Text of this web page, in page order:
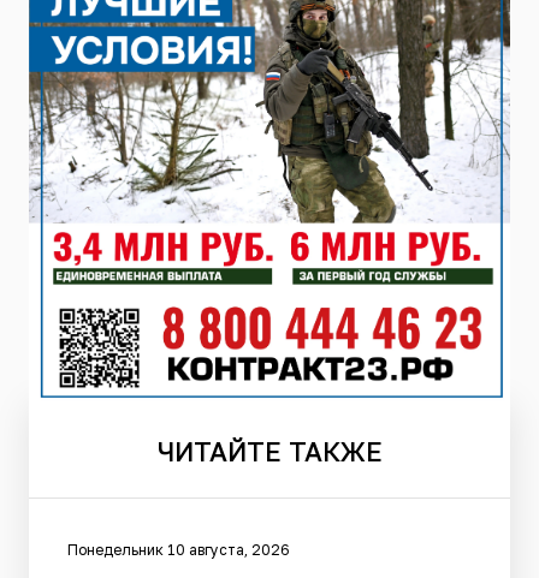
ЧИТАЙТЕ ТАКЖЕ
Понедельник 10 августа, 2026